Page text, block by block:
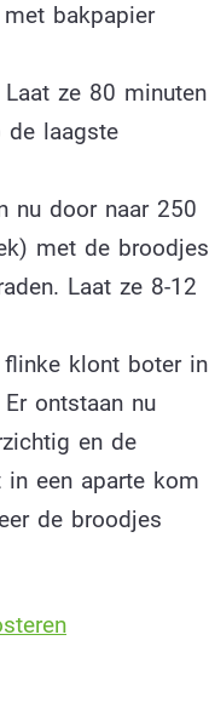
bakpapier
ze 80 minuten
de laagste
nu door naar 250
met de broodjes
Laat ze 8-12
flinke klont boter in
ontstaan nu
en de
een aparte kom
de broodjes